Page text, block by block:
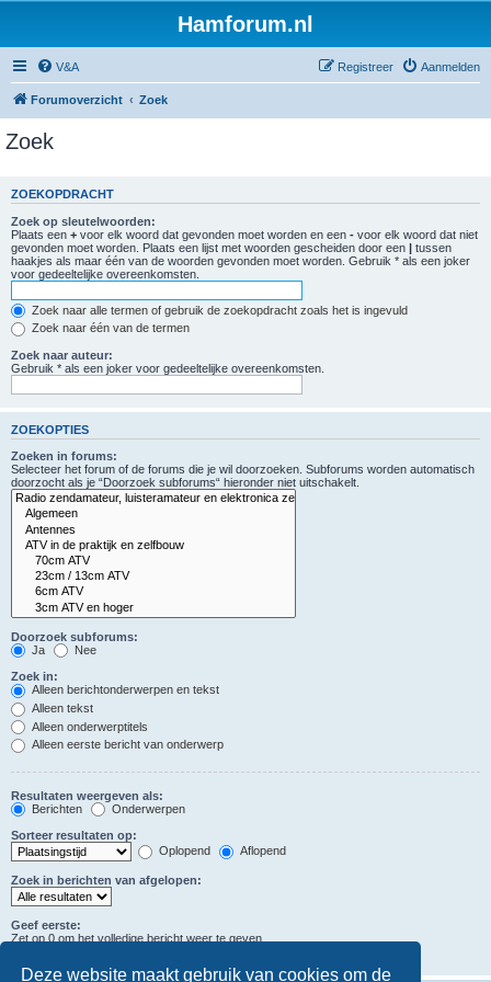
Deze website maakt gebruik van cookies om de
Hamforum.nl
V&A Aanmelden
Registreer
Forumoverzicht Zoek
Zoek
ZOEKOPDRACHT
Zoek op sleutelwoorden:
Plaats een + voor elk woord dat gevonden moet worden en een - voor elk woord dat niet
gevonden moet worden. Plaats een lijst met woorden gescheiden door een | tussen
haakjes als maar één van de woorden gevonden moet worden. Gebruik * als een joker
voor gedeeltelijke overeenkomsten.
Zoek naar alle termen of gebruik de zoekopdracht zoals het is ingevuld
Zoek naar één van de termen
Zoek naar auteur:
Gebruik * als een joker voor gedeeltelijke overeenkomsten.
ZOEKOPTIES
Zoeken in forums:
Selecteer het forum of de forums die je wil doorzoeken. Subforums worden automatisch
doorzocht als je “Doorzoek subforums“ hieronder niet uitschakelt.
Doorzoek subforums:
Ja
Nee
Zoek in:
Alleen berichtonderwerpen en tekst
Alleen tekst
Alleen onderwerptitels
Alleen eerste bericht van onderwerp
Resultaten weergeven als:
Berichten
Onderwerpen
Sorteer resultaten op:
Oplopend
Aflopend
Zoek in berichten van afgelopen:
Geef eerste:
Zet op 0 om het volledige bericht weer te geven.